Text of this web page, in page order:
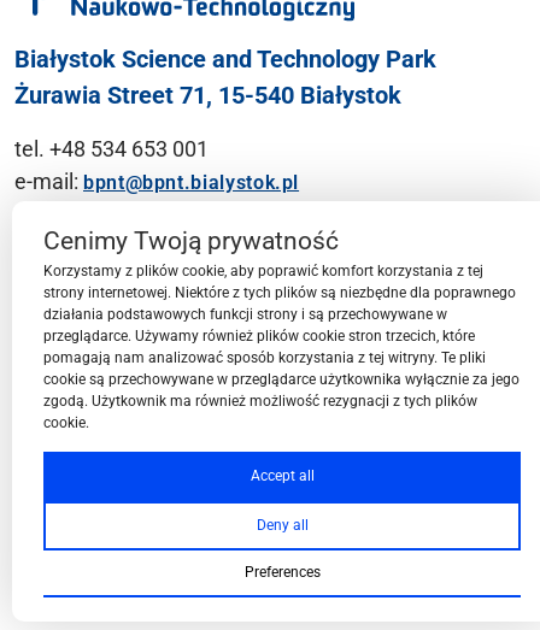
Białystok Science and Technology Park
Żurawia Street 71, 15-540 Białystok
tel. +48 534 653 001
e-mail: bpnt@bpnt.bialystok.pl
Contact
BPN-T Area
BPN-T Offer
Cenimy Twoją prywatność
Korzystamy z plików cookie, aby poprawić komfort korzystania z tej
strony internetowej. Niektóre z tych plików są niezbędne dla poprawnego
działania podstawowych funkcji strony i są przechowywane w
przeglądarce. Używamy również plików cookie stron trzecich, które
pomagają nam analizować sposób korzystania z tej witryny. Te pliki
cookie są przechowywane w przeglądarce użytkownika wyłącznie za jego
zgodą. Użytkownik ma również możliwość rezygnacji z tych plików
cookie.
Accept all
Deny all
Preferences